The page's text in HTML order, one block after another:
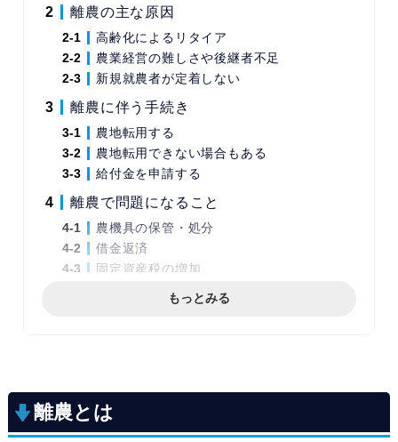
離農の主な原因
高齢化によるリタイア
農業経営の難しさや後継者不足
新規就農者が定着しない
離農に伴う手続き
農地転用する
農地転用できない場合もある
給付金を申請する
離農で問題になること
農機具の保管・処分
借金返済
固定資産税の増加
離農で不使用になった農機具の処分
離農後の農機具は買取がおすすめ
もっとみる
離農とは